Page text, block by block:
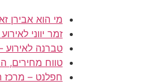
מי הוא אבירן
זמר יווני
טברנה לאירוע
טווח מחירים,
חפלנט – מרכז